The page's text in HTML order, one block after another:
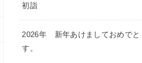
初詣
2026年 新年あけましておめでと
す。